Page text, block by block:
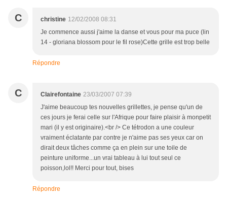
C christine 12/02/2008 08:31
Je commence aussi j'aime la danse et vous pour ma puce (lin
14 - gloriana blossom pour le fil rose)Cette grille est trop belle
Répondre
C Clairefontaine 23/03/2007 07:39
J'aime beaucoup tes nouvelles grillettes, je pense qu'un de
ces jours je ferai celle sur l'Afrique pour faire plaisir à monpetit
mari (il y est originaire).<br /> Ce tétrodon a une couleur
vraiment éclatante par contre je n'aime pas ses yeux car on
dirait deux tâches comme ça en plein sur une toile de
peinture uniforme...un vrai tableau à lui tout seul ce
poisson,lol!! Merci pour tout, bises
Répondre